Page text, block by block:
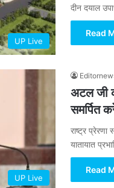
UP Live
दीन दयाल
Read
UP Live
अटल जी
समर्पित
राष्ट्र
यातायात
Read